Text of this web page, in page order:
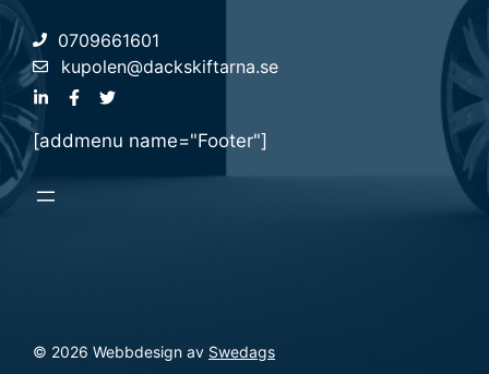
0709661601
kupolen@dackskiftarna.se
[addmenu name="Footer"]
© 2026 Webbdesign av Swedags